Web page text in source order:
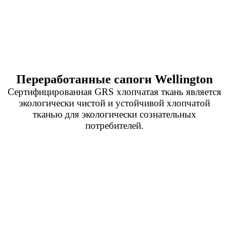
Переработанные сапоги Wellington
Сертифицированная GRS хлопчатая ткань является
экологически чистой и устойчивой хлопчатой
тканью для экологически сознательных
потребителей.